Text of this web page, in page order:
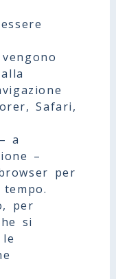
Safari,
a
–
per
per
si